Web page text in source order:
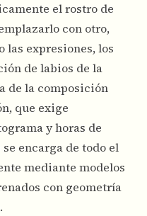
el rostro de
con otro,
las expresiones, los
de labios de la
de la composición
que exige
y horas de
encarga de todo el
mediante modelos
con geometría